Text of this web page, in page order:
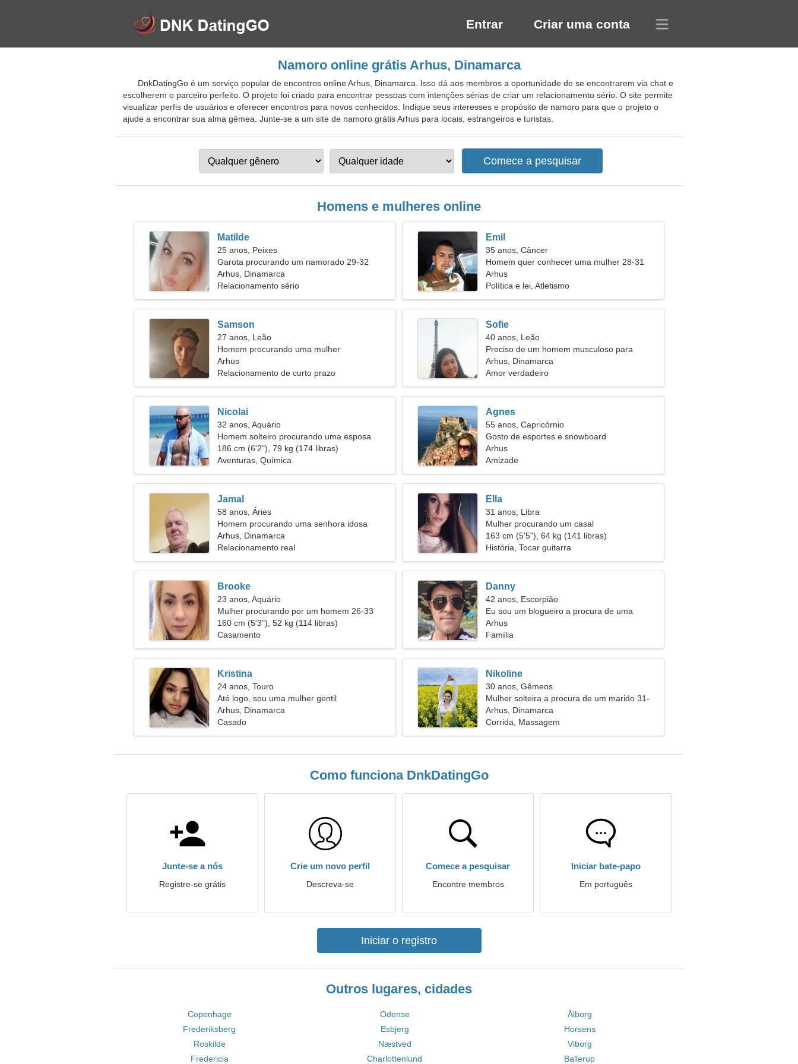
Entrar Criar uma conta
Namoro online grátis Arhus, Dinamarca
DnkDatingGo é um serviço popular de encontros online Arhus, Dinamarca. Isso dá aos membros a oportunidade de se encontrarem via chat e
escolherem o parceiro perfeito. O projeto foi criado para encontrar pessoas com intenções sérias de criar um relacionamento sério. O site permite
visualizar perfis de usuários e oferecer encontros para novos conhecidos. Indique seus interesses e propósito de namoro para que o projeto o
ajude a encontrar sua alma gêmea. Junte-se a um site de namoro grátis Arhus para locais, estrangeiros e turistas.
Homens e mulheres online
Matilde
25 anos, Peixes
Garota procurando um namorado 29-32
Arhus, Dinamarca
Relacionamento sério
Emil
35 anos, Câncer
Homem quer conhecer uma mulher 28-31
Arhus
Política e lei, Atletismo
Samson
27 anos, Leão
Homem procurando uma mulher
Arhus
Relacionamento de curto prazo
Sofie
40 anos, Leão
Preciso de um homem musculoso para
passear juntos
Arhus, Dinamarca
Amor verdadeiro
Nicolai
32 anos, Aquário
Homem solteiro procurando uma esposa
186 cm (6'2"), 79 kg (174 libras)
Aventuras, Química
Agnes
55 anos, Capricórnio
Gosto de esportes e snowboard
Arhus
Amizade
Jamal
58 anos, Áries
Homem procurando uma senhora idosa
Arhus, Dinamarca
Relacionamento real
Ella
31 anos, Libra
Mulher procurando um casal
163 cm (5'5"), 64 kg (141 libras)
História, Tocar guitarra
Brooke
23 anos, Aquário
Mulher procurando por um homem 26-33
160 cm (5'3"), 52 kg (114 libras)
Casamento
Danny
42 anos, Escorpião
Eu sou um blogueiro a procura de uma
mulher habilidosa
Arhus
Família
Kristina
24 anos, Touro
Até logo, sou uma mulher gentil
Arhus, Dinamarca
Casado
Nikoline
30 anos, Gêmeos
Mulher solteira a procura de um marido 31-
38
Arhus, Dinamarca
Corrida, Massagem
Como funciona DnkDatingGo
Junte-se a nós
Registre-se grátis
Crie um novo perfil
Descreva-se
Comece a pesquisar
Encontre membros
Iniciar bate-papo
Em português
Iniciar o registro
Outros lugares, cidades
Copenhage Odense
Ålborg
Frederiksberg
Esbjerg
Horsens
Roskilde
Næstved
Viborg
Fredericia
Charlottenlund Ballerup